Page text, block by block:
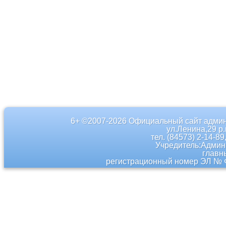
6+ ©2007-2026 Официальный сайт
ул.Ленина,29
тел. (84573) 2-14-
регистрационный номер ЭЛ №